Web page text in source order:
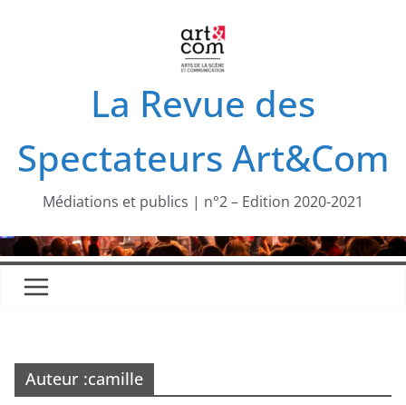
La Revue des
Spectateurs Art&Com
Médiations et publics | n°2 – Edition 2020-2021
Auteur :camille